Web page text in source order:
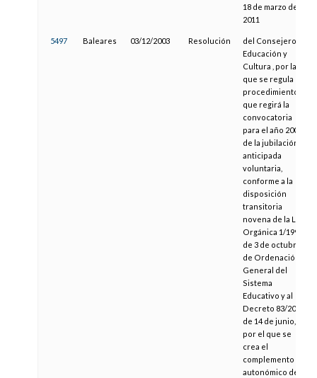
18 de marzo de
2011
5497 Baleares 03/12/2003 Resolución
del Consejero de
Educación y
Cultura , por la
que se regula el
procedimiento
que regirá la
convocatoria
para el año 2004
de la jubilación
anticipada
voluntaria,
conforme a la
disposición
transitoria
novena de la Ley
Orgánica 1/1990,
de 3 de octubre,
de Ordenación
General del
Sistema
Educativo y al
Decreto 83/2002,
de 14 de junio,
por el que se
crea el
complemento
autonómico de